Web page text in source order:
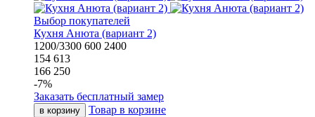
Выбор покупателей
Кухня Анюта (вариант 2)
1200/3300 600 2400
154 613
166 250
-7%
Заказать бесплатный замер
в корзину Товар в корзине